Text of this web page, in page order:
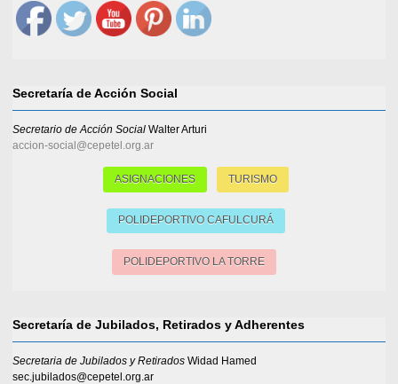
Secretaría de Acción Social
Secretario de Acción Social Walter Arturi
accion-social@cepetel.org.ar
ASIGNACIONES TURISMO
POLIDEPORTIVO CAFULCURÁ
POLIDEPORTIVO LA TORRE
Secretaría de Jubilados, Retirados y Adherentes
Secretaria de Jubilados y Retirados Widad Hamed
sec.jubilados@cepetel.org.ar